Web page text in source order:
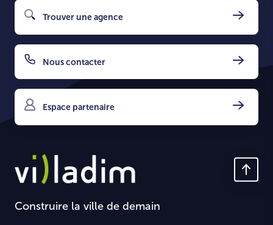
Trouver une agence
Nous contacter
Espace partenaire
Construire la ville de demain